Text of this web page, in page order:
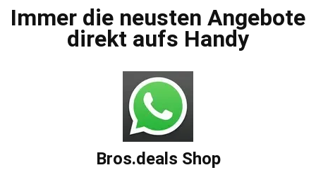
Immer die neusten Angebote
direkt aufs Handy
Bros.deals Shop